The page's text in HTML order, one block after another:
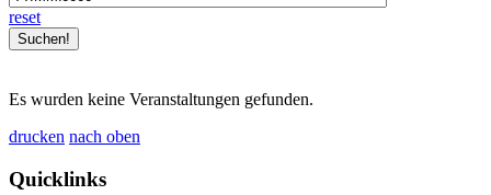
reset
Es wurden keine Veranstaltungen gefunden.
drucken nach oben
Quicklinks